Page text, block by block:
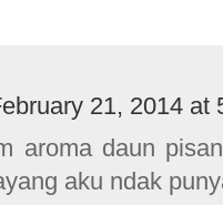
21, 2014 at
aroma daun
aku ndak